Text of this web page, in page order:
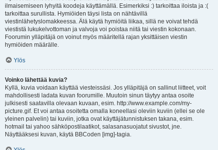
ilmaisemiseen lyhyitä koodeja käyttämällä. Esimerkiksi :) tarkoittaa iloista ja :(
tarkoittaa surullista. Hymiöiden täysi lista on nähtävillä
viestinlähetyslomakkeessa. Älä käytä hymiöitä liikaa, sillä ne voivat tehdä
viestistä lukukelvottoman ja valvoja voi poistaa niitä tai viestin kokonaan.
Foorumin ylläpitäjä on voinut myös määritellä rajan yksittäisen viestin
hymiöiden määrälle.
Ylös
Voinko lähettää kuvia?
Kyllä, kuvia voidaan käyttää viesteissäsi. Jos ylläpitäjä on sallinut liitteet, voit
mahdollisesti ladata kuvan foorumille. Muutoin sinun täytyy antaa osoite
julkisesti saatavilla olevaan kuvaan, esim. http://www.example.com/my-
picture.gif. Et voi antaa osoitetta omalla koneellasi oleviin kuviin (ellei se ole
yleinen palvelin) tai kuviin, jotka ovat käyttäjätunnistuksen takana, esim.
hotmail tai yahoo sähköpostilaatikot, salasanasuojatut sivustot, jne.
Näyttääksesi kuvan, käytä BBCoden [img]-tagia.